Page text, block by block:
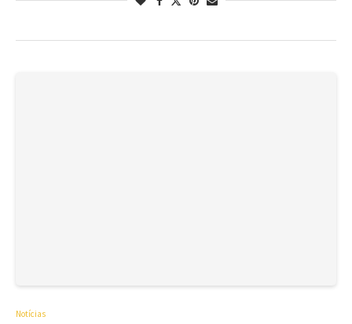
Notícias